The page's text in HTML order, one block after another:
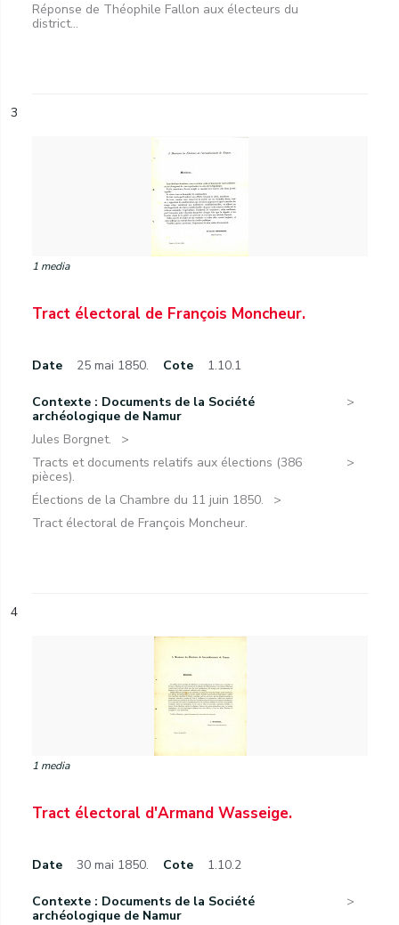
Réponse de Théophile Fallon aux électeurs du
district...
3
1 media
Tract électoral de François Moncheur.
Date 25 mai 1850. Cote 1.10.1
Contexte : Documents de la Société
archéologique de Namur
Jules Borgnet.
Tracts et documents relatifs aux élections (386
pièces).
Élections de la Chambre du 11 juin 1850.
Tract électoral de François Moncheur.
4
1 media
Tract électoral d'Armand Wasseige.
Date 30 mai 1850. Cote 1.10.2
Contexte : Documents de la Société
archéologique de Namur